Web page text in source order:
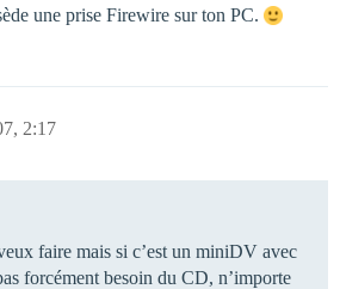
une prise Firewire sur ton PC.
2:17
faire mais si c’est un miniDV avec
forcément besoin du CD, n’importe